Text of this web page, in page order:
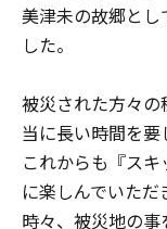
美津未の故郷と
した。
被災された方々
当に長い時間を要
これからも『ス
に楽しんでいただ
時々、被災地の